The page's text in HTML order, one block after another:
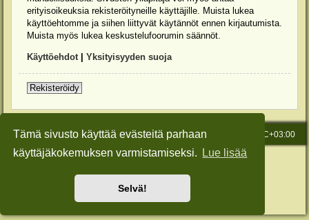
Tämä sivusto käyttää evästeitä parhaan
käyttäjäkokemuksen varmistamiseksi.
Lue lisää
Selvä!
erityisoikeuksia rekisteröityneille käyttäjille. Muista lukea
käyttöehtomme ja siihen liittyvät käytännöt ennen kirjautumista.
Muista myös lukea keskustelufoorumin säännöt.
Käyttöehdot| Yksityisyyden suoja
Rekisteröidy
Etusivu Kaikki ajat ovat UTC+03:00
Viesti Ylläpidolle
Keskustelufoorumin ohjelmistophpBB® Forum Software © phpBB Limited